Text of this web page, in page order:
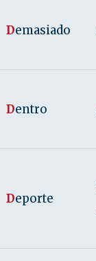
Demasiado
Dentro
Deporte